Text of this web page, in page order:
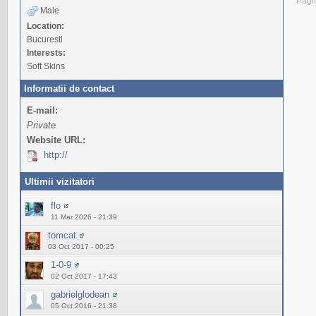
Male
Location:
Bucuresti
Interests:
Soft Skins
Informatii de contact
E-mail:
Private
Website URL:
http://
Ultimii vizitatori
flo
11 Mar 2026 - 21:39
tomcat
03 Oct 2017 - 00:25
1-0-9
02 Oct 2017 - 17:43
gabrielglodean
05 Oct 2016 - 21:38